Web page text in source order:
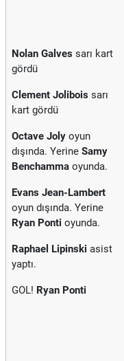
Nolan Galves sarı kart
gördü
Clement Jolibois sarı
kart gördü
Octave Joly oyun
dışında. Yerine Samy
Benchamma oyunda.
Evans Jean-Lambert
oyun dışında. Yerine
Ryan Ponti oyunda.
Raphael Lipinski asist
yaptı.
GOL! Ryan Ponti